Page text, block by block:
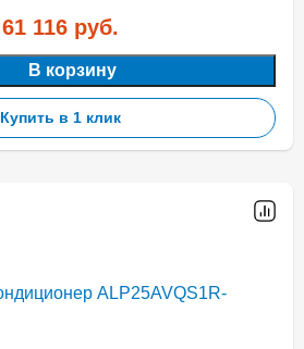
61 116руб.
В корзину
Купить в 1 клик